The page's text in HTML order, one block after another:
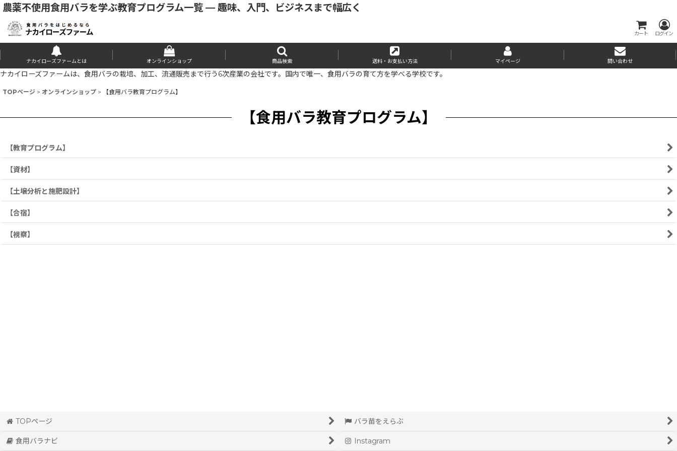
農薬不使用食用バラを学ぶ教育プログラム一覧 — 趣味、入門、ビジネスまで幅広く
カート ログイン
ナカイローズファームとは オンラインショップ 商品検索 送料・お支払い方法 マイページ 問い合わせ
ナカイローズファームは、食用バラの栽培、加工、流通販売まで行う6次産業の会社です。国内で唯一、食用バラの育て方を学べる学校です。
TOPページ > オンラインショップ > 【食用バラ教育プログラム】
【食用バラ教育プログラム】
【教育プログラム】
【資材】
【土壌分析と施肥設計】
【合宿】
【視察】
TOPページ バラ苗をえらぶ
食用バラナビ Instagram